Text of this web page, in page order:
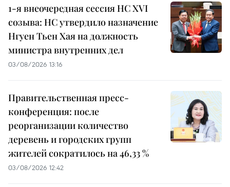
1-я внеочередная сессия НС XVI
созыва: НС утвердило назначение
Нгуен Тьен Хая на должность
министра внутренних дел
03/08/2026 13:16
Правительственная пресс-
конференция: после
реорганизации количество
деревень и городских групп
жителей сократилось на 46,33 %
03/08/2026 12:42